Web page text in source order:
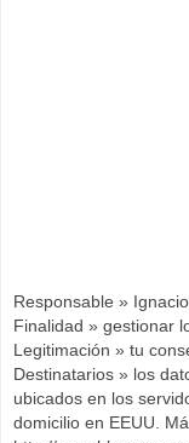
Responsable »
Finalidad » gestionar
Legitimación » tu
Destinatarios » los
ubicados en los
domicilio en EEUU.